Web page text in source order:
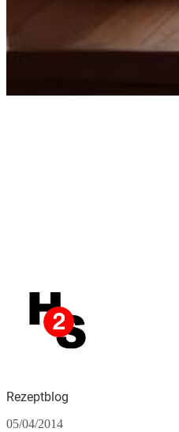
Rezeptblog
05/04/2014